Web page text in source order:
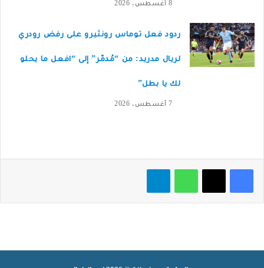
8 أغسطس، 2026
ردود فعل توماس رونثيرو على رفض رودري
لريال مدريد: من “مُدمّر” إلى “افعل ما يحلو
لك يا بطل”
7 أغسطس، 2026
فيسبوك‫X واتساب تيلقرام